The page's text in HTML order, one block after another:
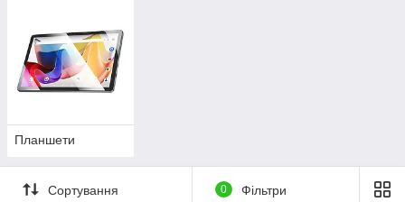
Планшети
Сортування 0 Фільтри